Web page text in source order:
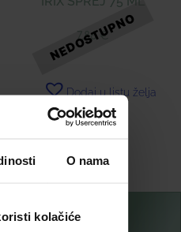
O nama
kolačiće
7,86€
Dodaj u listu želja